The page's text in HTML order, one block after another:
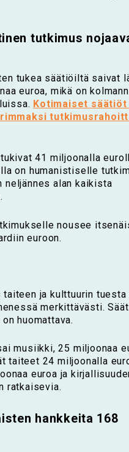
tutkimus
tukea säätiöiltä saivat
euroa, mikä on
Kotimaiset
41 miljoonalla
on humanistiselle
neljännes alan kaikista
nousee
euroon.
ja kulttuurin tuesta
merkittävästi.
huomattava.
musiikki, 25 miljoonaa
taiteet 24 miljoonalla
euroa ja
ratkaisevia.
hankkeita 168